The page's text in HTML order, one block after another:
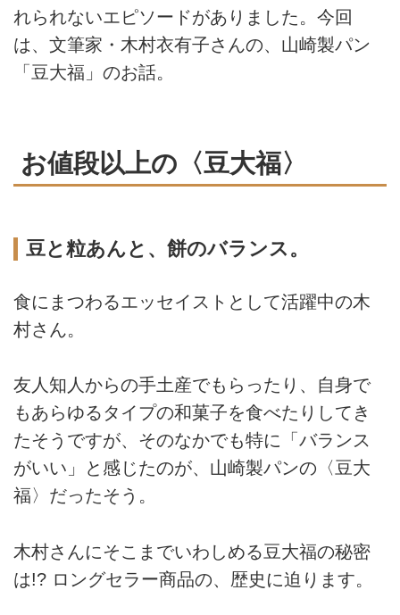
れられないエピソードがありました。今回
は、文筆家・木村衣有子さんの、山崎製パン
「豆大福」のお話。
お値段以上の〈豆大福〉
豆と粒あんと、餅のバランス。
食にまつわるエッセイストとして活躍中の木
村さん。
友人知人からの手土産でもらったり、自身で
もあらゆるタイプの和菓子を食べたりしてき
たそうですが、そのなかでも特に「バランス
がいい」と感じたのが、山崎製パンの〈豆大
福〉だったそう。
木村さんにそこまでいわしめる豆大福の秘密
は!? ロングセラー商品の、歴史に迫ります。